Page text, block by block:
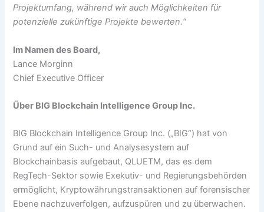
Projektumfang, während wir auch Möglichkeiten für
potenzielle zukünftige Projekte bewerten.“
Im Namen des Board,
Lance Morginn
Chief Executive Officer
Über BIG Blockchain Intelligence Group Inc.
BIG Blockchain Intelligence Group Inc. („BIG“) hat von
Grund auf ein Such- und Analysesystem auf
Blockchainbasis aufgebaut, QLUETM, das es dem
RegTech-Sektor sowie Exekutiv- und Regierungsbehörden
ermöglicht, Kryptowährungstransaktionen auf forensischer
Ebene nachzuverfolgen, aufzuspüren und zu überwachen.